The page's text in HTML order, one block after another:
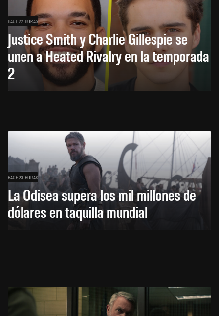
HACE 22 HORAS
Justice Smith y Charlie Gillespie se
unen a Heated Rivalry en la temporada
2
HACE 23 HORAS
La Odisea supera los mil millones de
dólares en taquilla mundial